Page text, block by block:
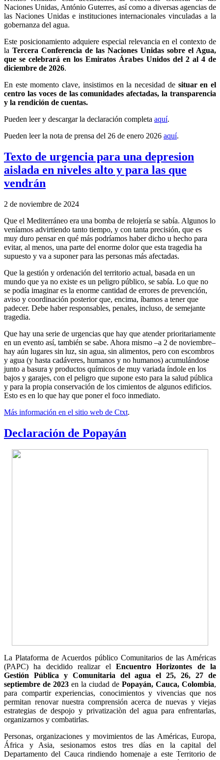
Naciones Unidas, António Guterres, así como a diversas agencias de
las Naciones Unidas e instituciones internacionales vinculadas a la
gobernanza del agua.
Este posicionamiento adquiere especial relevancia en el contexto de
la Tercera Conferencia de las Naciones Unidas sobre el Agua,
que se celebrará en los Emiratos Árabes Unidos del 2 al 4 de
diciembre de 2026.
En este momento clave, insistimos en la necesidad de situar en el
centro las voces de las comunidades afectadas, la transparencia
y la rendición de cuentas.
Pueden leer y descargar la declaración completa aquí.
Pueden leer la nota de prensa del 26 de enero 2026 aquí.
Texto de urgencia para una depresion
aislada en niveles alto y para las que
vendrán
2 de noviembre de 2024
Que el Mediterráneo era una bomba de relojería se sabía. Algunos lo
veníamos advirtiendo tanto tiempo, y con tanta precisión, que es
muy duro pensar en qué más podríamos haber dicho u hecho para
evitar, al menos, una parte del enorme dolor que esta tragedia ha
supuesto y va a suponer para las personas más afectadas.
Que la gestión y ordenación del territorio actual, basada en un
mundo que ya no existe es un peligro público, se sabía. Lo que no
se podía imaginar es la enorme cantidad de errores de prevención,
aviso y coordinación posterior que, encima, íbamos a tener que
padecer. Debe haber responsables, penales, incluso, de semejante
tragedia.
Que hay una serie de urgencias que hay que atender prioritariamente
en un evento así, también se sabe. Ahora mismo –a 2 de noviembre–
hay aún lugares sin luz, sin agua, sin alimentos, pero con escombros
y agua (y hasta cadáveres, humanos y no humanos) acumulándose
junto a basura y productos químicos de muy variada índole en los
bajos y garajes, con el peligro que supone esto para la salud pública
y para la propia conservación de los cimientos de algunos edificios.
Esto es en lo que hay que poner el foco inmediato.
Más información en el sitio web de Ctxt.
Declaración de Popayán
La Plataforma de Acuerdos público Comunitarios de las Américas
(PAPC) ha decidido realizar el Encuentro Horizontes de la
Gestión Pública y Comunitaria del agua el 25, 26, 27 de
septiembre de 2023 en la ciudad de Popayán, Cauca, Colombia,
para compartir experiencias, conocimientos y vivencias que nos
permitan renovar nuestra comprensión acerca de nuevas y viejas
estrategias de despojo y privatizaciòn del agua para enfrentarlas,
organizarnos y combatirlas.
Personas, organizaciones y movimientos de las Américas, Europa,
África y Asia, sesionamos estos tres días en la capital del
Departamento del Cauca rindiendo homenaje a este Territorio de